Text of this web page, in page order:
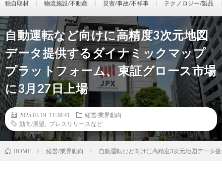
独自取材 物流施設/不動産 災害/事故/不祥事 テクノロジー/製品
自動運転など向けに高精度3次元地図
データ提供するダイナミックマップ
プラットフォーム、東証グロース市場
に3月27日上場
2025.03.19 11:38:41
経営/業界動向
動向/展望
プレスリリースなど
HOME 経営/業界動向 自動運転など向けに高精度3次元地図データ